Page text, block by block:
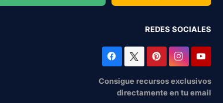
REDES SOCIALES
Consigue recursos exclusivos
directamente en tu email